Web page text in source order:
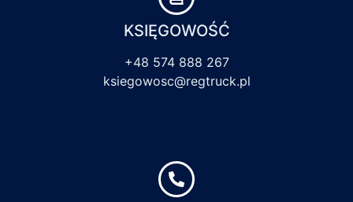
KSIĘGOWOŚĆ
+48 574 888 267
ksiegowosc@regtruck.pl